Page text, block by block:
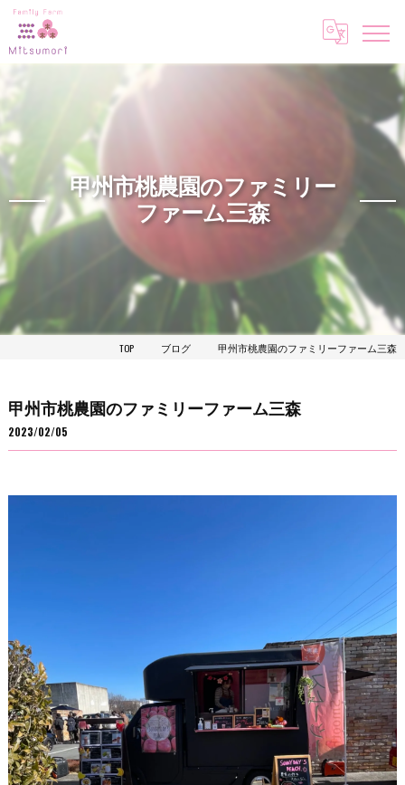
甲州市桃農園のファミリー
ファーム三森
TOP ブログ 甲州市桃農園のファミリーファーム三森
甲州市桃農園のファミリーファーム三森
2023/02/05